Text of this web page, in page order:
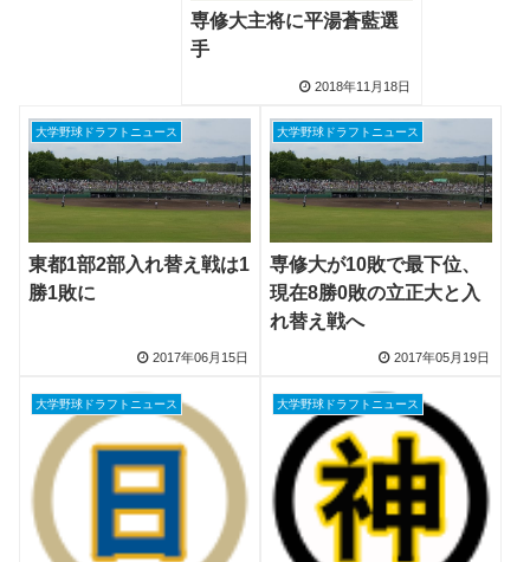
専修大主将に平湯蒼藍選
手
2018年11月18日
大学野球ドラフトニュース
東都1部2部入れ替え戦は1
勝1敗に
2017年06月15日
大学野球ドラフトニュース
専修大が10敗で最下位、
現在8勝0敗の立正大と入
れ替え戦へ
2017年05月19日
大学野球ドラフトニュース 大学野球ドラフトニュース